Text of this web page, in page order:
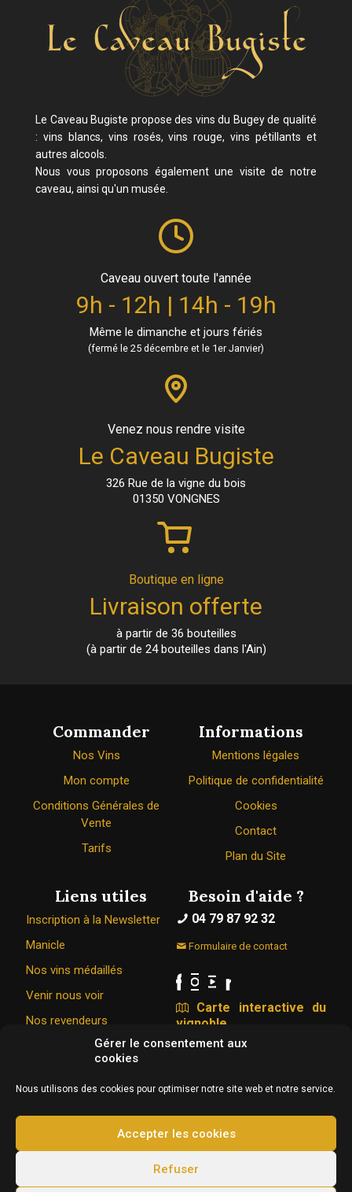
Gérer le consentement aux
cookies
Nous utilisons des cookies pour optimiser notre site web et notre service.
Accepter les cookies
Refuser
Le Caveau Bugiste propose des vins du Bugey de qualité
: vins blancs, vins rosés, vins rouge, vins pétillants et
autres alcools.
Nous vous proposons également une visite de notre
caveau, ainsi qu'un musée.
Caveau ouvert toute l'année
9h - 12h | 14h - 19h
Même le dimanche et jours fériés
(fermé le 25 décembre et le 1er Janvier)
Venez nous rendre visite
Le Caveau Bugiste
326 Rue de la vigne du bois
01350 VONGNES
Boutique en ligne
Livraison offerte
à partir de 36 bouteilles
(à partir de 24 bouteilles dans l'Ain)
Commander
Nos Vins
Mon compte
Conditions Générales de
Vente
Tarifs
Informations
Mentions légales
Politique de confidentialité
Cookies
Contact
Plan du Site
Liens utiles
Inscription à la Newsletter
Manicle
Nos vins médaillés
Venir nous voir
Nos revendeurs
Besoin d'aide ?
04 79 87 92 32
Formulaire de contact
Carte interactive du
vignoble
Le Caveau Bugiste © 1967 - 2026
326 Rue de la vigne du bois 01350 VONGNES
Conception & hébergement : Agence Web Adventury
consommer avec modération.